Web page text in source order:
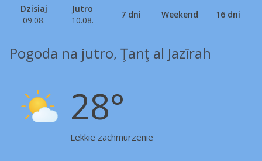
Dzisiaj
09.08.
Jutro
10.08.
7 dni Weekend 16 dni
Pogoda na jutro, Ţanţ al Jazīrah
28°
Lekkie zachmurzenie